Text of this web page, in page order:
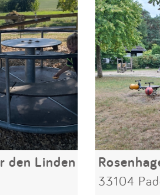
den Linden
33104